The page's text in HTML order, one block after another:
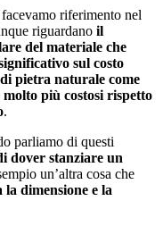
riferimento nel
riguardano il
del materiale che
sul costo
pietra naturale come
più costosi rispetto
.
parliamo di questi
dover stanziare un
un’altra cosa che
dimensione e la